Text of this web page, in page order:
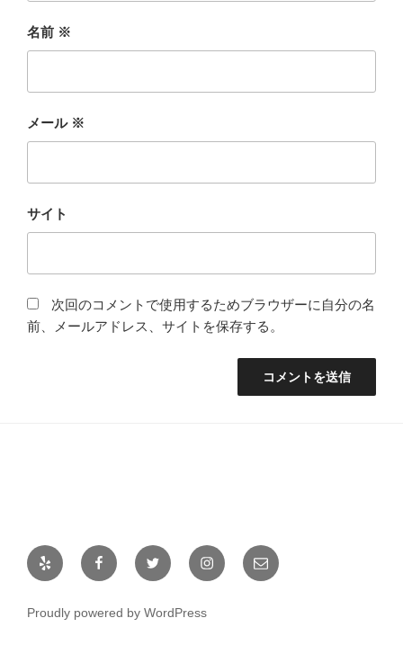
名前 ※
メール ※
サイト
次回のコメントで使用するためブラウザーに自分の名
前、メールアドレス、サイトを保存する。
Yelp FacebookTwitter Instagramメ
ー
Proudly powered by WordPress